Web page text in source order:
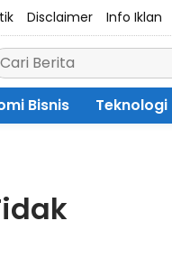
Disclaimer Info Iklan
Bisnis Teknologi